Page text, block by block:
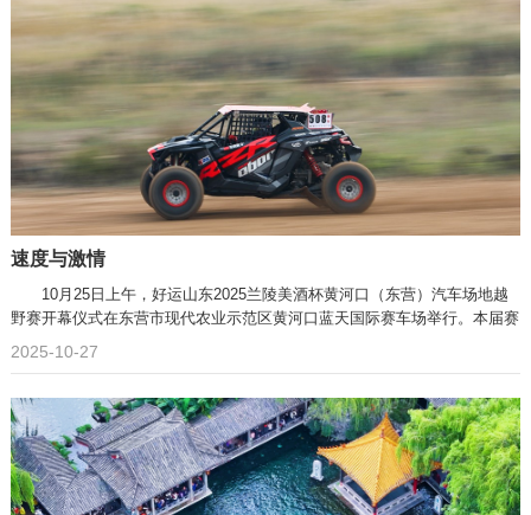
速度与激情
10月25日上午，好运山东2025兰陵美酒杯黄河口（东营）汽车场地越
野赛开幕仪式在东营市现代农业示范区黄河口蓝天国际赛车场举行。本届赛
2025-10-27